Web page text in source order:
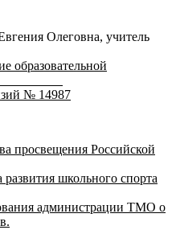
Олеговна, учитель
образовательной
№ 14987
просвещения Российской
школьного спорта
администрации ТМО о